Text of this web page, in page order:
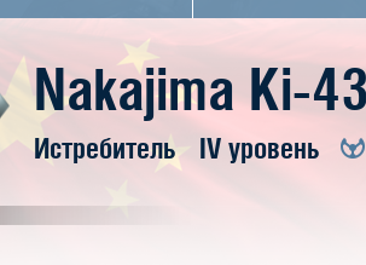
Nakajima Ki-
Истребитель IV уровень